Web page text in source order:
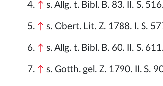
↑ s. Allg. t. Bibl. B. 83. II. S. 516.
↑ s. Obert. Lit. Z. 1788. I. S.
↑ s. Allg. t. Bibl. B. 60. II. S. 611.
↑ s. Gotth. gel. Z. 1790. II. S.